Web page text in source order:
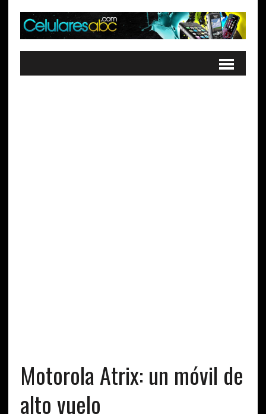
Motorola Atrix: un móvil de
alto vuelo